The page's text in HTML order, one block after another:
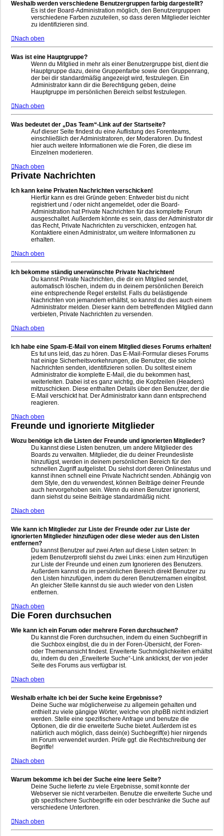
Weshalb werden verschiedene Benutzergruppen farbig dargestellt?
Es ist der Board-Administration möglich, den Benutzergruppen
verschiedene Farben zuzuteilen, so dass deren Mitglieder leichter
zu identifizieren sind.
Nach oben
Was ist eine Hauptgruppe?
Wenn du Mitglied in mehr als einer Benutzergruppe bist, dient die
Hauptgruppe dazu, deine Gruppenfarbe sowie den Gruppenrang,
der bei dir standardmäßig angezeigt wird, festzulegen. Ein
Administrator kann dir die Berechtigung geben, deine
Hauptgruppe im persönlichen Bereich selbst festzulegen.
Nach oben
Was bedeutet der „Das Team“-Link auf der Startseite?
Auf dieser Seite findest du eine Auflistung des Forenteams,
einschließlich der Administratoren, der Moderatoren. Du findest
hier auch weitere Informationen wie die Foren, die diese im
Einzelnen moderieren.
Nach oben
Private Nachrichten
Ich kann keine Privaten Nachrichten verschicken!
Hierfür kann es drei Gründe geben: Entweder bist du nicht
registriert und / oder nicht angemeldet, oder die Board-
Administration hat Private Nachrichten für das komplette Forum
ausgeschaltet. Außerdem könnte es sein, dass der Administrator dir
das Recht, Private Nachrichten zu verschicken, entzogen hat.
Kontaktiere einen Administrator, um weitere Informationen zu
erhalten.
Nach oben
Ich bekomme ständig unerwünschte Private Nachrichten!
Du kannst Private Nachrichten, die dir ein Mitglied sendet,
automatisch löschen, indem du in deinem persönlichen Bereich
eine entsprechende Regel erstellst. Falls du belästigende
Nachrichten von jemandem erhältst, so kannst du dies auch einem
Administrator melden. Dieser kann dem betreffenden Mitglied dann
verbieten, Private Nachrichten zu versenden.
Nach oben
Ich habe eine Spam-E-Mail von einem Mitglied dieses Forums erhalten!
Es tut uns leid, das zu hören. Das E-Mail-Formular dieses Forums
hat einige Sicherheitsvorkehrungen, die Benutzer, die solche
Nachrichten senden, identifizieren sollen. Du solltest einem
Administrator die komplette E-Mail, die du bekommen hast,
weiterleiten. Dabei ist es ganz wichtig, die Kopfzeilen (Headers)
mitzuschicken. Diese enthalten Details über den Benutzer, der die
E-Mail verschickt hat. Der Administrator kann dann entsprechend
reagieren.
Nach oben
Freunde und ignorierte Mitglieder
Wozu benötige ich die Listen der Freunde und ignorierten Mitglieder?
Du kannst diese Listen benutzen, um andere Mitglieder des
Boards zu verwalten. Mitglieder, die du deiner Freundesliste
hinzufügst, werden in deinem persönlichen Bereich für den
schnellen Zugriff aufgelistet. Du siehst dort deren Onlinestatus und
kannst ihnen schnell eine Private Nachricht senden. Abhängig von
dem Style, den du verwendest, können Beiträge deiner Freunde
auch hervorgehoben sein. Wenn du einen Benutzer ignorierst,
dann siehst du seine Beiträge standardmäßig nicht.
Nach oben
Wie kann ich Mitglieder zur Liste der Freunde oder zur Liste der
ignorierten Mitglieder hinzufügen oder diese wieder aus den Listen
entfernen?
Du kannst Benutzer auf zwei Arten auf diese Listen setzen: In
jedem Benutzerprofil siehst du zwei Links: einen zum Hinzufügen
zur Liste der Freunde und einen zum Ignorieren des Benutzers.
Außerdem kannst du im persönlichen Bereich direkt Benutzer zu
den Listen hinzufügen, indem du deren Benutzernamen eingibst.
An gleicher Stelle kannst du sie auch wieder von den Listen
entfernen.
Nach oben
Die Foren durchsuchen
Wie kann ich ein Forum oder mehrere Foren durchsuchen?
Du kannst die Foren durchsuchen, indem du einen Suchbegriff in
die Suchbox eingibst, die du in der Foren-Übersicht, der Foren-
oder Themenansicht findest. Erweiterte Suchmöglichkeiten erhältst
du, indem du den „Erweiterte Suche“-Link anklickst, der von jeder
Seite des Forums aus verfügbar ist.
Nach oben
Weshalb erhalte ich bei der Suche keine Ergebnisse?
Deine Suche war möglicherweise zu allgemein gehalten und
enthielt zu viele gängige Wörter, welche von phpBB nicht indiziert
werden. Stelle eine spezifischere Anfrage und benutze die
Optionen, die dir die erweiterte Suche bietet. Außerdem ist es
natürlich auch möglich, dass dein(e) Suchbegriff(e) hier nirgends
im Forum verwendet wurden. Prüfe ggf. die Rechtschreibung der
Begriffe!
Nach oben
Warum bekomme ich bei der Suche eine leere Seite?
Deine Suche lieferte zu viele Ergebnisse, somit konnte der
Webserver sie nicht verarbeiten. Benutze die erweiterte Suche und
gib spezifischere Suchbegriffe ein oder beschränke die Suche auf
verschiedene Unterforen.
Nach oben